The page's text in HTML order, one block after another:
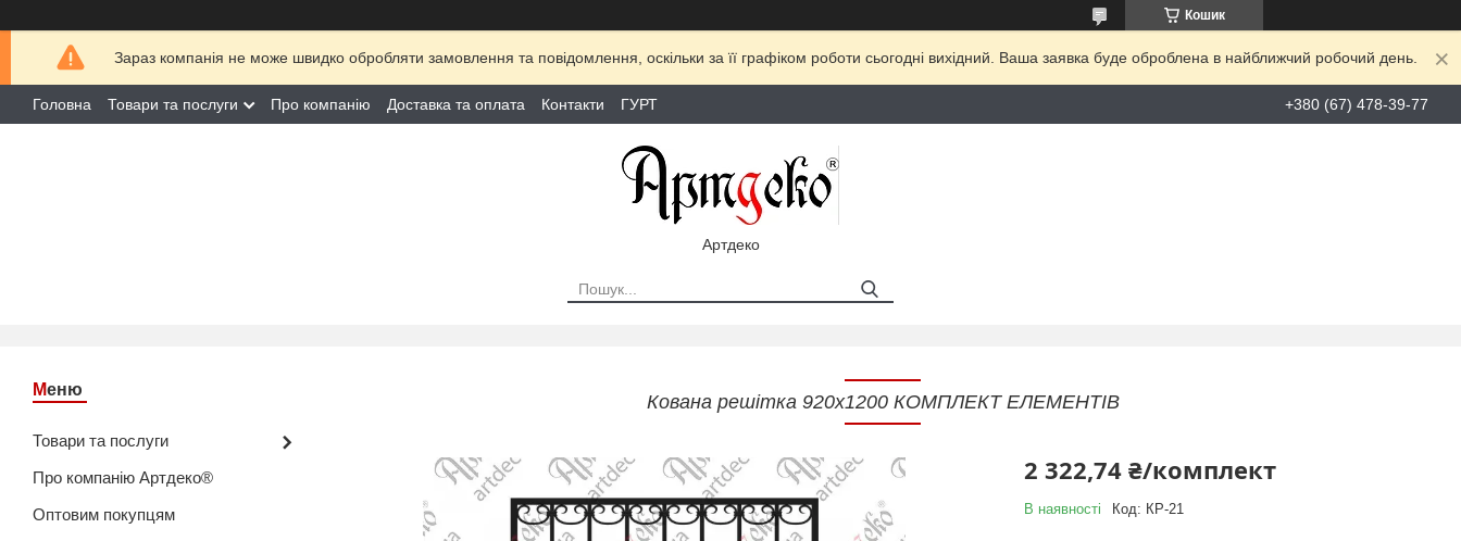
Кошик
Зараз компанія не може швидко обробляти замовлення та повідомлення, оскільки за її графіком роботи сьогодні вихідний. Ваша заявка буде оброблена в найближчий робочий день.
Головна Товари та послуги Про компанію Доставка та оплата Контакти ГУРТ +380 (67) 478-39-77
Артдеко
Товари та послуги
Про компанію Артдеко®
Оптовим покупцям
Кована решітка 920х1200 КОМПЛЕКТ ЕЛЕМЕНТІВ
2 322,74 ₴/комплект
В наявності Код: КР-21